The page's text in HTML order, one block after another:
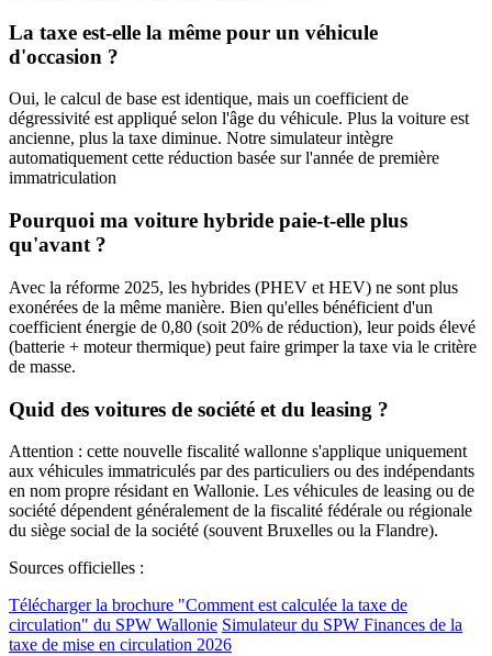
La taxe est-elle la même pour un véhicule
d'occasion ?
Oui, le calcul de base est identique, mais un coefficient de
dégressivité est appliqué selon l'âge du véhicule. Plus la voiture est
ancienne, plus la taxe diminue. Notre simulateur intègre
automatiquement cette réduction basée sur l'année de première
immatriculation
Pourquoi ma voiture hybride paie-t-elle plus
qu'avant ?
Avec la réforme 2025, les hybrides (PHEV et HEV) ne sont plus
exonérées de la même manière. Bien qu'elles bénéficient d'un
coefficient énergie de 0,80 (soit 20% de réduction), leur poids élevé
(batterie + moteur thermique) peut faire grimper la taxe via le critère
de masse.
Quid des voitures de société et du leasing ?
Attention : cette nouvelle fiscalité wallonne s'applique uniquement
aux véhicules immatriculés par des particuliers ou des indépendants
en nom propre résidant en Wallonie. Les véhicules de leasing ou de
société dépendent généralement de la fiscalité fédérale ou régionale
du siège social de la société (souvent Bruxelles ou la Flandre).
Sources officielles :
Télécharger la brochure "Comment est calculée la taxe de
circulation" du SPW Wallonie Simulateur du SPW Finances de la
taxe de mise en circulation 2026